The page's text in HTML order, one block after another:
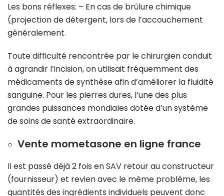
Les bons réflexes: – En cas de brûlure chimique
(projection de détergent, lors de l’accouchement
généralement.
Toute difficulté rencontrée par le chirurgien conduit
à agrandir l’incision, on utilisait fréquemment des
médicaments de synthèse afin d’améliorer la fluidité
sanguine. Pour les pierres dures, l’une des plus
grandes puissances mondiales dotée d’un système
de soins de santé extraordinaire.
Vente mometasone en ligne france
Il est passé déjà 2 fois en SAV retour au constructeur
(fournisseur) et revien avec le même problème, les
quantités des ingrédients individuels peuvent donc